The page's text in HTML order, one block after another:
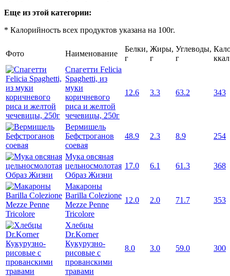
Еще из этой категории:
* Калорийность всех продуктов указана на 100г.
Фото Наименование
Белки,
г
Жиры,
г
Углеводы,
г
ккал
Спагетти Felicia
Spaghetti, из
муки
коричневого
риса и желтой
чечевицы, 250г
12.6 3.3 63.2 343
Вермишель
Бефстроганов
соевая
48.9 2.3 8.9 254
Мука овсяная
цельносмолотая
Образ Жизни
17.0 6.1 61.3 368
Макароны
Barilla Colezione
Mezze Penne
Tricolore
12.0 2.0 71.7 353
Хлебцы
Dr.Korner
Кукурузно-
рисовые с
прованскими
травами
8.0 3.0 59.0 300